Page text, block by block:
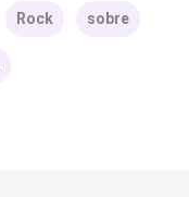
Rock sobre